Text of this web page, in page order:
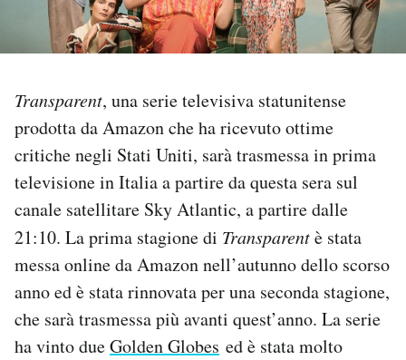
NEWSLETTER
I MIEI PREFERITI
SHOP
CALENDARIO
AREA PERSONALE
Area Personale
Newsletter
Transparent, una serie televisiva statunitense
prodotta da Amazon che ha ricevuto ottime
critiche negli Stati Uniti, sarà trasmessa in prima
televisione in Italia a partire da questa sera sul
canale satellitare Sky Atlantic, a partire dalle
21:10. La prima stagione di Transparentè stata
messa online da Amazon nell’autunno dello scorso
anno ed è stata rinnovata per una seconda stagione,
che sarà trasmessa più avanti quest’anno. La serie
ha vinto dueGolden Globes ed è stata molto